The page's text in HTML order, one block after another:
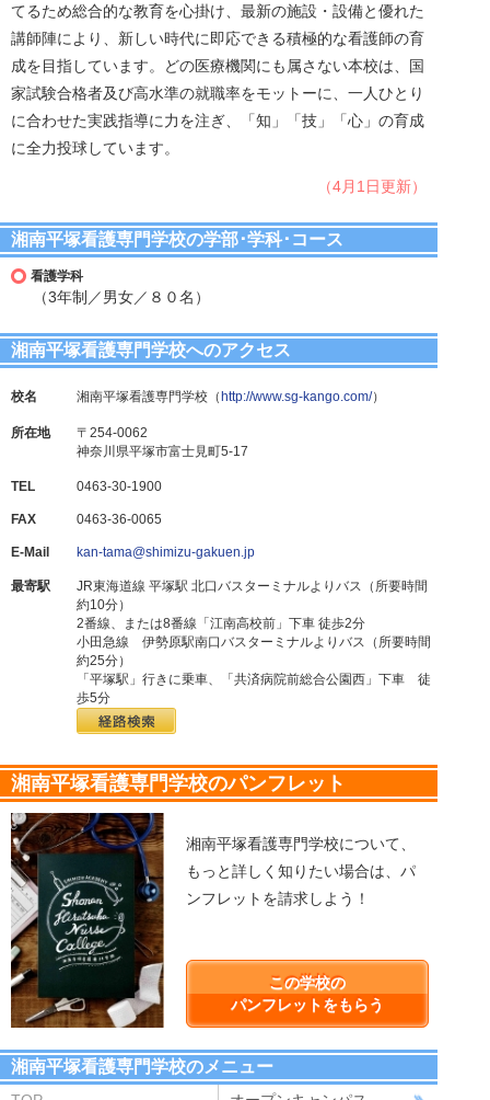
てるため総合的な教育を心掛け、最新の施設・設備と優れた
講師陣により、新しい時代に即応できる積極的な看護師の育
成を目指しています。どの医療機関にも属さない本校は、国
家試験合格者及び高水準の就職率をモットーに、一人ひとり
に合わせた実践指導に力を注ぎ、「知」「技」「心」の育成
に全力投球しています。
（4月1日更新）
湘南平塚看護専門学校の学部･学科･コース
看護学科
（3年制／男女／８０名）
湘南平塚看護専門学校へのアクセス
校名 湘南平塚看護専門学校（http://www.sg-kango.com/）
所在地
〒254-0062
神奈川県平塚市富士見町5-17
TEL 0463-30-1900
FAX 0463-36-0065
E-Mail kan-tama@shimizu-gakuen.jp
最寄駅
JR東海道線 平塚駅 北口バスターミナルよりバス（所要時間
約10分）
2番線、または8番線「江南高校前」下車 徒歩2分
小田急線 伊勢原駅南口バスターミナルよりバス（所要時間
約25分）
「平塚駅」行きに乗車、「共済病院前総合公園西」下車 徒
歩5分
湘南平塚看護専門学校のパンフレット
湘南平塚看護専門学校について、
もっと詳しく知りたい場合は、パ
ンフレットを請求しよう！
この学校の
パンフレットをもらう
湘南平塚看護専門学校のメニュー